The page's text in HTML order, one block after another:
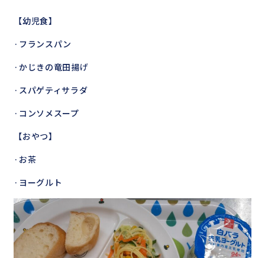
【幼児食】
·フランスパン
·かじきの竜田揚げ
·スパゲティサラダ
·コンソメスープ
【おやつ】
·お茶
·ヨーグルト